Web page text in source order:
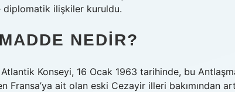
diplomatik ilişkiler kuruldu.
NEDIR?
Konseyi, 16 Ocak 1963 tarihinde, bu
Fransa’ya ait olan eski Cezayir illeri bakımından